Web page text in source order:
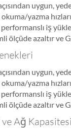
uygun,
okuma/yazma
iş
ölçüde azaltır ve
uygun,
okuma/yazma
iş
ölçüde azaltır ve
Ağ Kapasitesi